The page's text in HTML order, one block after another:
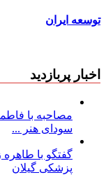
توسعه ایران
اخبار پربازدید
مصاحبه با
سودای هنر ...
گفتگو با
پزشکی گیلان